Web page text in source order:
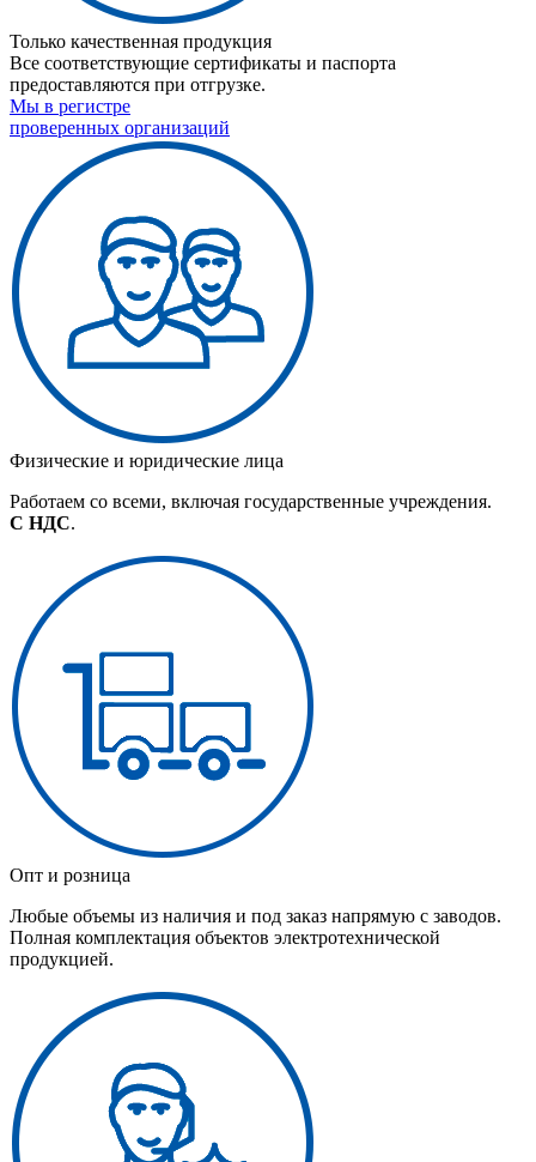
Только качественная продукция
Все соответствующие сертификаты и паспорта
предоставляются при отгрузке.
Мы в регистре
проверенных организаций
Физические и юридические лица
Работаем со всеми, включая государственные учреждения.
С НДС.
Опт и розница
Любые объемы из наличия и под заказ напрямую с заводов.
Полная комплектация объектов электротехнической
продукцией.